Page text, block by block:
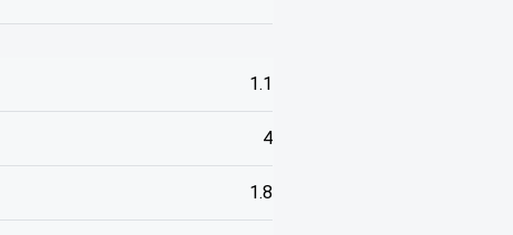
1.1
4
1.8